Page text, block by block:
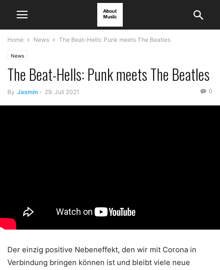
Home News The Beat-Hells: Punk meets The Beatles
News
The Beat-Hells: Punk meets The Beatles
By Jasmin - 29. Juli 2021 0
Der einzig positive Nebeneffekt, den wir mit Corona in
Verbindung bringen können ist und bleibt viele neue